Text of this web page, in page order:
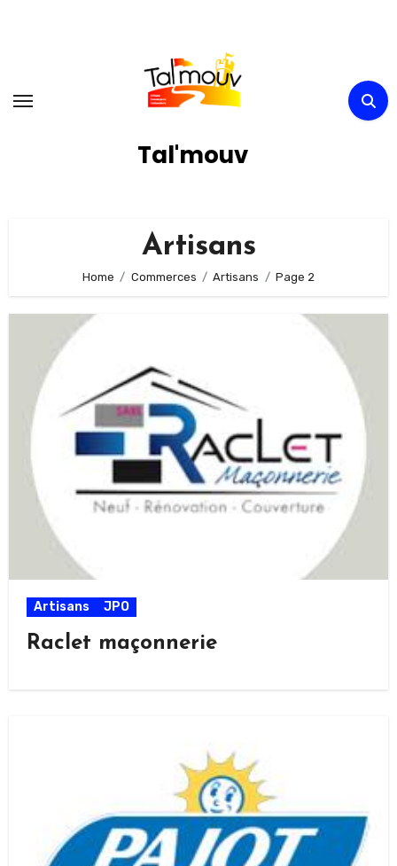
Tal'mouv
Artisans
Home Commerces Artisans Page 2
Artisans JPO
Raclet maçonnerie